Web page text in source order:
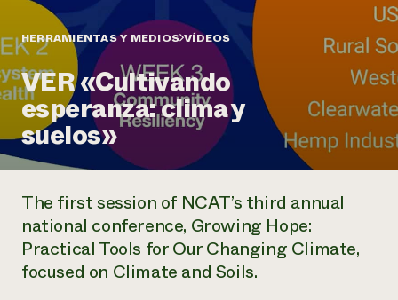
Informes anuales y financieros
Historias de impacto
Informe de
impacto 2024
LEER EL INFORME
Latinos en la agricultura
Sistemas alimentarios locales
Agricultura urbana
Las mujeres en la agricultura
Evento anual de reciclaje de productos electrónicos
Programa de descuentos de NorthWestern Energy
Servicios energéticos comerciales
Servicios energéticos residenciales
LIHEAP
Blog
Podcasts
Publicaciones
Cursos cortos
Vídeos
Oportunidades de financiación
Noticias
Asociaciones empresariales
Donar
Donaciones planificadas
Boletín
Consultas de los medios de comunicación
Todos
contribuyen a la
resiliencia de la
comunidad.
HERRAMIENTAS Y MEDIOS VÍDEOS
VER «Cultivando
esperanza: clima y
suelos»
The first session of NCAT’s third annual
national conference, Growing Hope:
Practical Tools for Our Changing Climate,
focused on Climate and Soils.